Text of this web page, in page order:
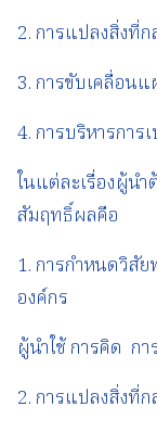
2. การแปลงสิ่งที่
3. การขับเคลื่อน
4. การบริหารการ
ในแต่ละเรื่องผู้นำ
สัมฤทธิ์ผลคือ
1. การกำหนดวิสั
องค์กร
ผู้นำใช้ การคิด กา
2. การแปลงสิ่งที่